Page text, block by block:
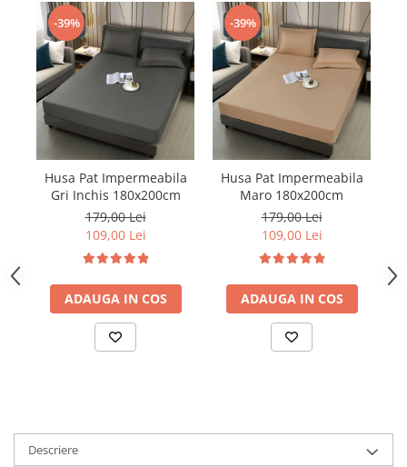
-39%
Husa Pat Impermeabila
Gri Inchis 180x200cm
179,00 Lei
109,00 Lei
ADAUGA IN COS
-39%
Husa Pat Impermeabila
Maro 180x200cm
179,00 Lei
109,00 Lei
ADAUGA IN COS
Descriere